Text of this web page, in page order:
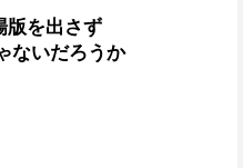
版を出さず
ないだろうか